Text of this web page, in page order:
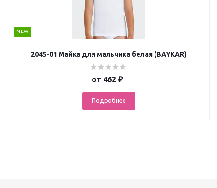
NEW
2045-01 Майка для мальчика белая (BAYKAR)
от 462 ₽
Подробнее